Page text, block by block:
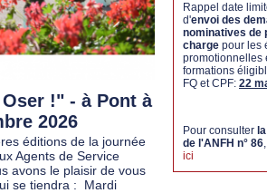
!" - à Pont à
2026
éditions de la journée
Agents de Service
avons le plaisir de vous
se tiendra : Mardi
Rappel date
d'envoi des
nominatives de
charge pour les
promotionnelles
formations
FQ et CPF: 22
Pour consulter
de l'ANFH n° 86,
ici